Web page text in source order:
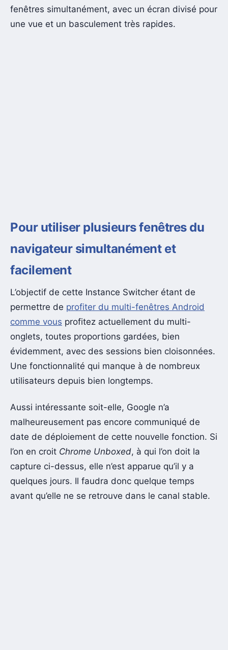
fenêtres simultanément, avec un écran divisé pour
une vue et un basculement très rapides.
Pour utiliser plusieurs fenêtres du
navigateur simultanément et
facilement
L’objectif de cette Instance Switcher étant de
permettre de profiter du multi-fenêtres Android
comme vous profitez actuellement du multi-
onglets, toutes proportions gardées, bien
évidemment, avec des sessions bien cloisonnées.
Une fonctionnalité qui manque à de nombreux
utilisateurs depuis bien longtemps.
Aussi intéressante soit-elle, Google n’a
malheureusement pas encore communiqué de
date de déploiement de cette nouvelle fonction. Si
l’on en croit Chrome Unboxed, à qui l’on doit la
capture ci-dessus, elle n’est apparue qu’il y a
quelques jours. Il faudra donc quelque temps
avant qu’elle ne se retrouve dans le canal stable.